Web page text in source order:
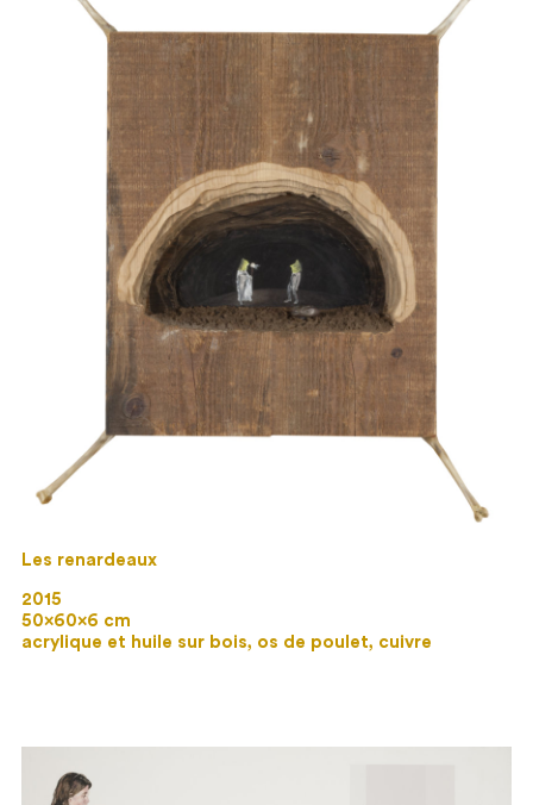
Les renardeaux
2015
50×60×6 cm
acrylique et huile sur bois, os de poulet, cuivre